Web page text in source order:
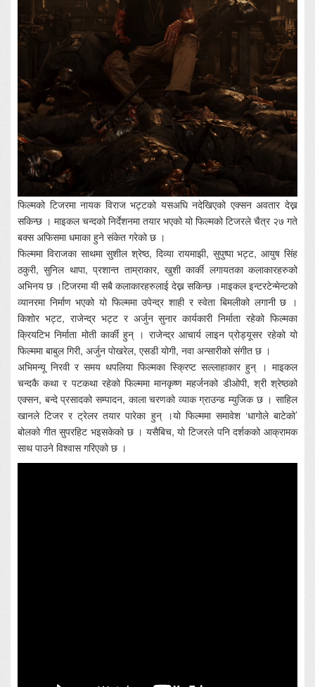
फिल्मको टिजरमा नायक विराज भट्टको यसअघि नदेखिएको एक्सन अवतार देख्न
सकिन्छ । माइकल चन्दको निर्देशनमा तयार भएको यो फिल्मको टिजरले चैत्र २७ गते
बक्स अफिसमा धमाका हुने संकेत गरेको छ ।
फिल्ममा विराजका साथमा सुशील श्रेष्ठ, दिव्या रायमाझी, सुपुष्पा भट्ट, आयुष सिंह
ठकुरी, सुनिल थापा, प्रशान्त ताम्राकार, खुशी कार्की लगायतका कलाकारहरुको
अभिनय छ ।टिजरमा यी सबै कलाकारहरुलाई देख्न सकिन्छ ।माइकल इन्टरटेन्मेन्टको
व्यानरमा निर्माण भएको यो फिल्ममा उपेन्द्र शाही र स्वेता बिमलीको लगानी छ ।
किशोर भट्ट, राजेन्द्र भट्ट र अर्जुन सुनार कार्यकारी निर्माता रहेको फिल्मका
क्रियटिभ निर्माता मोती कार्की हुन् । राजेन्द्र आचार्य लाइन प्रोड्यूसर रहेको यो
फिल्ममा बाबुल गिरी, अर्जुन पोखरेल, एसडी योगी, नवा अन्सारीको संगीत छ ।
अभिमन्यू निरवी र समय थपलिया फिल्मका स्क्रिप्ट सल्लाहाकार हुन् । माइकल
चन्दकै कथा र पटकथा रहेको फिल्ममा मानकृष्ण महर्जनको डीओपी, श्री श्रेष्ठको
एक्सन, बन्दे प्रसादको सम्पादन, काला चरणको व्याक ग्राउन्ड म्युजिक छ । साहिल
खानले टिजर र ट्रेलर तयार पारेका हुन् ।यो फिल्ममा समावेश ‘धागोले बाटेको’
बोलको गीत सुपरहिट भइसकेको छ । यसैबिच, यो टिजरले पनि दर्शकको आक्रामक
साथ पाउने विश्वास गरिएको छ ।